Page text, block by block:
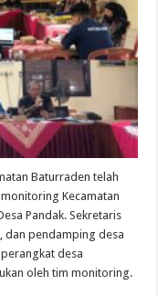
Baturraden telah
Kecamatan
Pandak. Sekretaris
dan pendamping desa
desa
oleh tim monitoring.